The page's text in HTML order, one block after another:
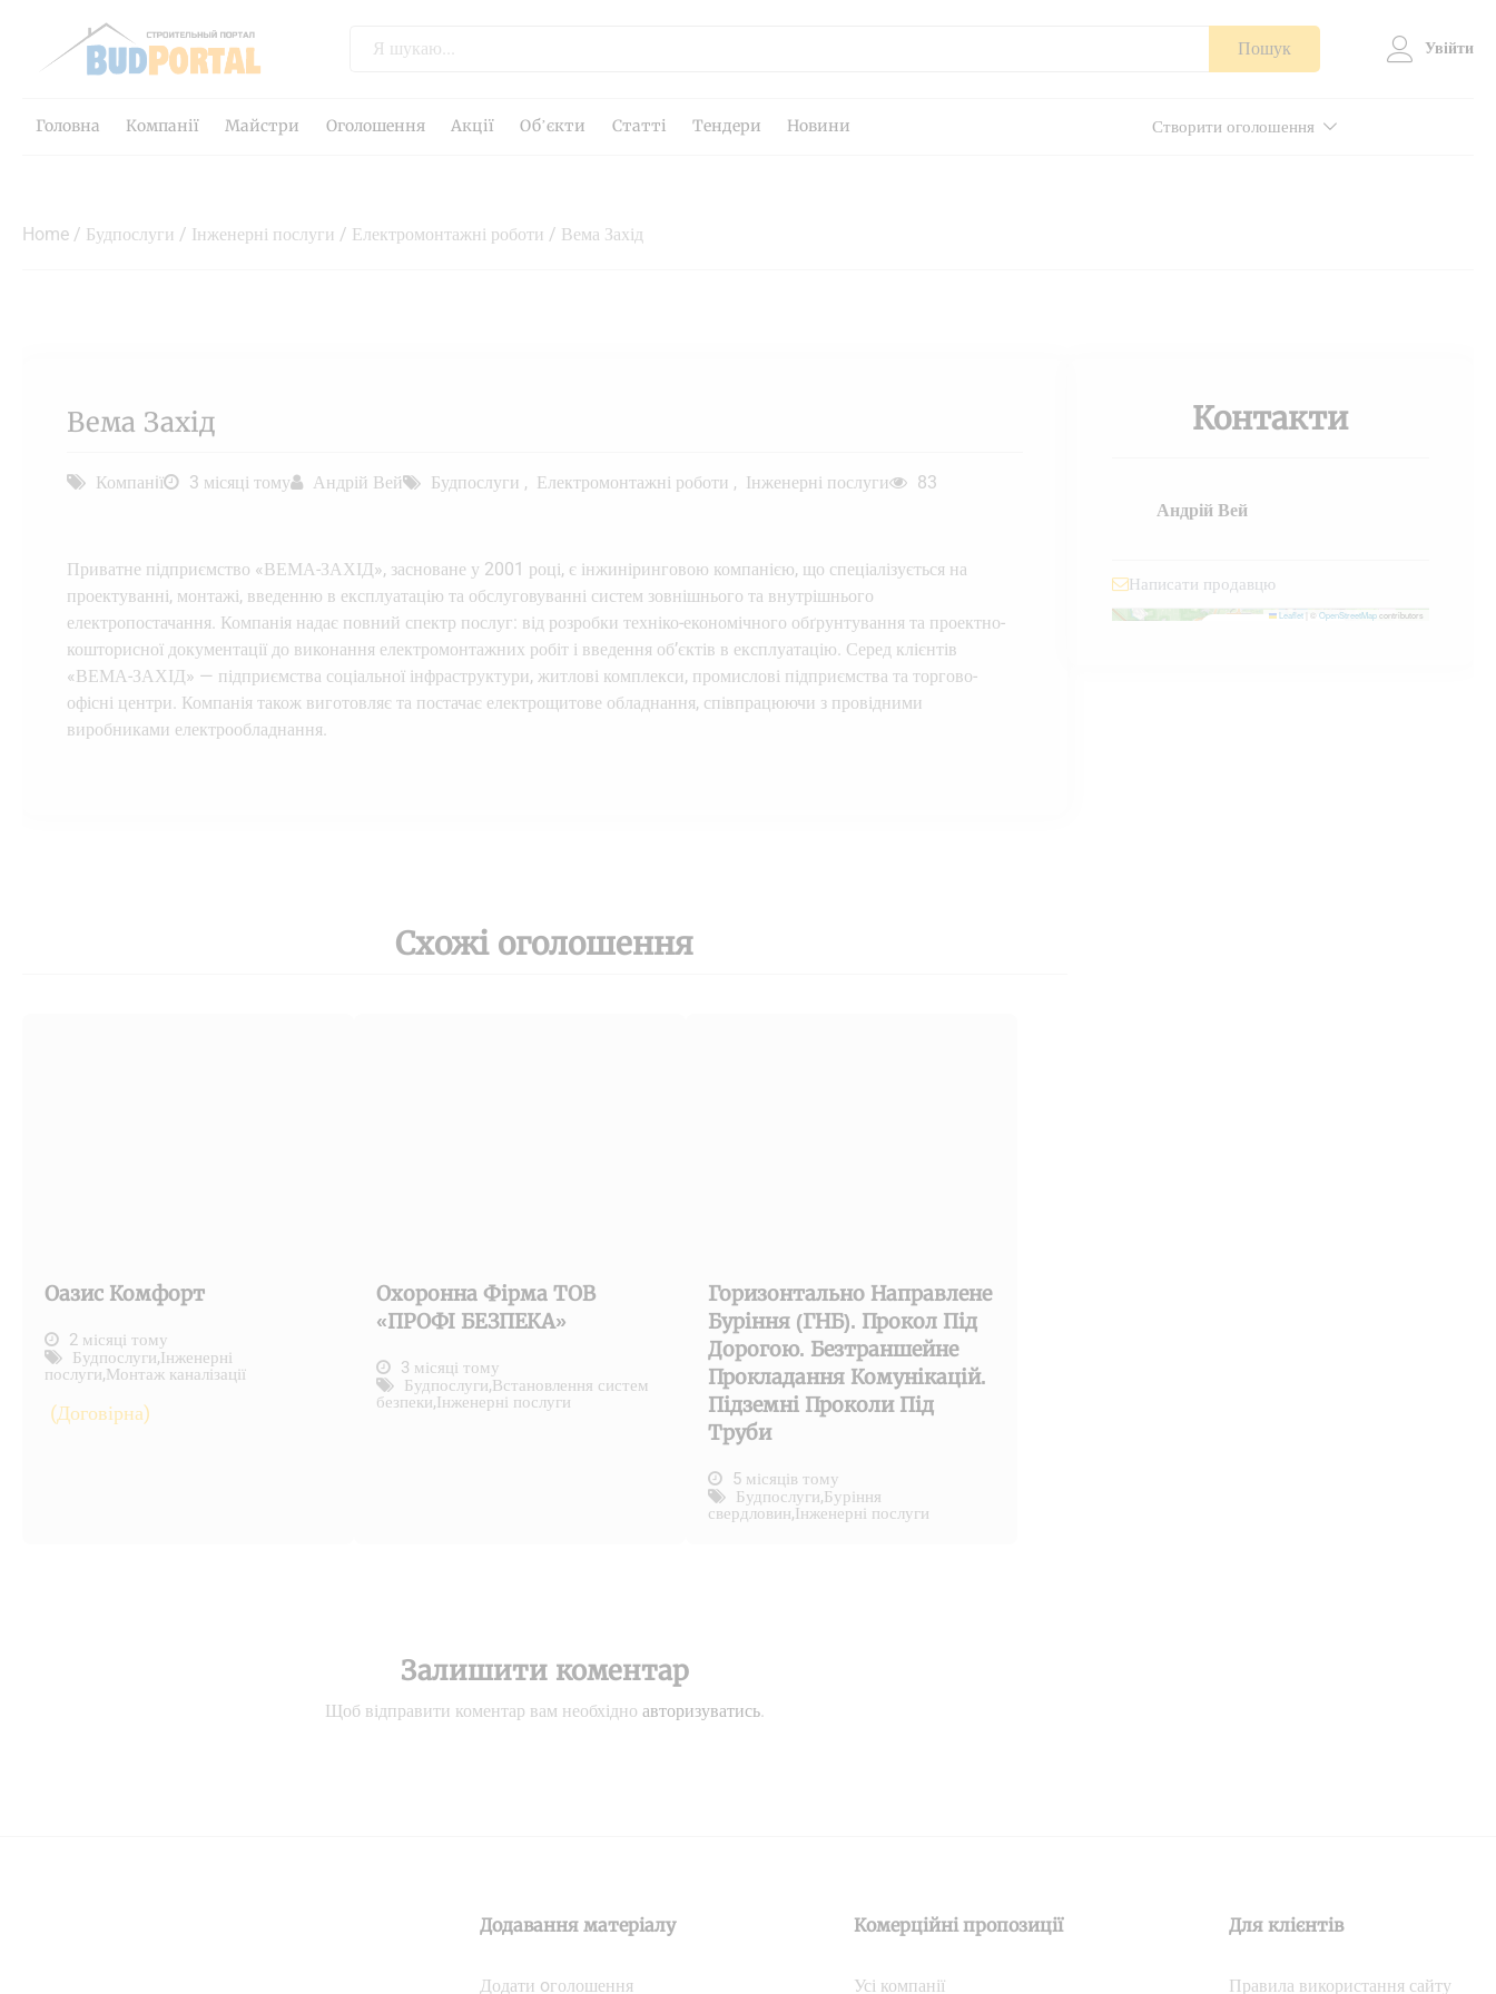
Пошук Увійти
Створити оголошення
Головна Компанії Майстри Оголошення Акції Об’єкти Статті Тендери Новини
Home / Будпослуги / Інженерні послуги / Електромонтажні роботи / Вема Захід
Вема Захід
Компанiї 3 місяці тому Андрій Вей Будпослуги , Електромонтажні роботи , Інженерні послуги 83
Приватне підприємство «ВЕМА-ЗАХІД», засноване у 2001 році, є інжиніринговою компанією, що спеціалізується на
проектуванні, монтажі, введенню в експлуатацію та обслуговуванні систем зовнішнього та внутрішнього
електропостачання. Компанія надає повний спектр послуг: від розробки техніко-економічного обґрунтування та проектно-
кошторисної документації до виконання електромонтажних робіт і введення об’єктів в експлуатацію. Серед клієнтів
«ВЕМА-ЗАХІД» — підприємства соціальної інфраструктури, житлові комплекси, промислові підприємства та торгово-
офісні центри. Компанія також виготовляє та постачає електрощитове обладнання, співпрацюючи з провідними
виробниками електрообладнання.
Схожі оголошення
Оазис Комфорт
2 місяці тому
Будпослуги,Інженерні
послуги,Монтаж каналізації
(Договірна)
Охоронна Фірма ТОВ
«ПРОФІ БЕЗПЕКА»
3 місяці тому
Будпослуги,Встановлення систем
безпеки,Інженерні послуги
Горизонтально Направлене
Буріння (ГНБ). Прокол Під
Дорогою. Безтраншейне
Прокладання Комунікацій.
Підземні Проколи Під
Труби
5 місяців тому
Будпослуги,Буріння
свердловин,Інженерні послуги
Залишити коментар
Щоб відправити коментар вам необхідно авторизуватись.
Контакти
Андрій Вей
Написати продавцю
Джорджа Вашингтона, 7
Leaflet © OpenStreetMapcontributors
Додавання матеріалу
Додати oголошення
Комерційні пропозиції
Усі компанії
Для клієнтів
Правила використання сайту